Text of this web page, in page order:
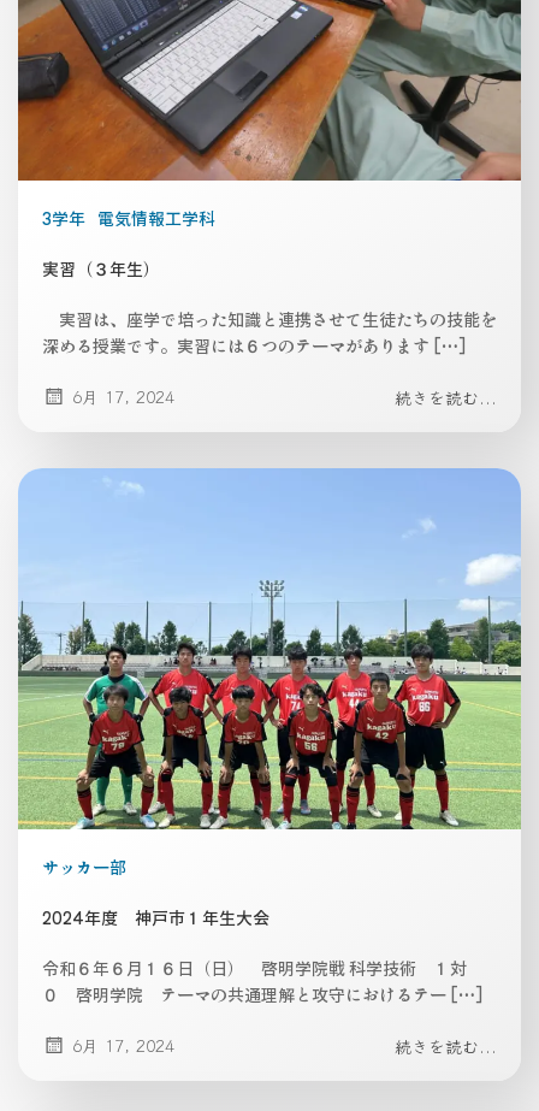
3学年 電気情報工学科
実習（３年生）
実習は、座学で培った知識と連携させて生徒たちの技能を
深める授業です。実習には６つのテーマがあります […]
6月 17, 2024 続きを読む...
サッカー部
2024年度 神戸市１年生大会
令和６年６月１６日（日） 啓明学院戦 科学技術 １対
０ 啓明学院 テーマの共通理解と攻守におけるテー […]
6月 17, 2024 続きを読む...